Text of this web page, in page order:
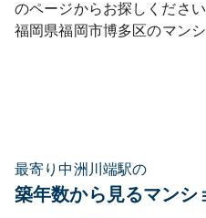
のページからお探しください
福岡県福岡市博多区のマン
最寄り中洲川端駅の
築年数から見るマンシ